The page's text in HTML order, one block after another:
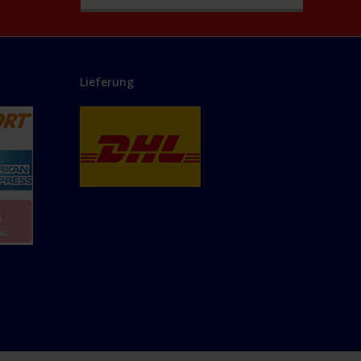
Lieferung